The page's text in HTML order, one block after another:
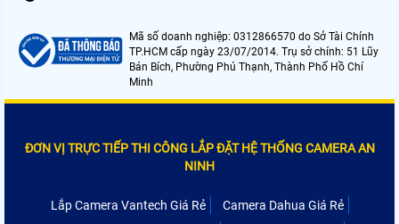
Mã số doanh nghiệp: 0312866570 do Sở Tài Chính
TP.HCM cấp ngày 23/07/2014. Trụ sở chính: 51 Lũy
Bán Bích, Phường Phú Thạnh, Thành Phố Hồ Chí
Minh
ĐƠN VỊ TRỰC TIẾP THI CÔNG LẮP ĐẶT HỆ THỐNG CAMERA AN
NINH
Lắp Camera Vantech Giá Rẻ
Camera Dahua Giá Rẻ